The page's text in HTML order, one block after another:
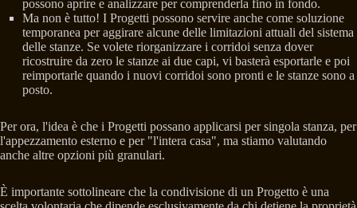
possono aprire e analizzare per comprenderla fino in fondo.
Ma non è tutto! I Progetti possono servire anche come soluzione
temporanea per aggirare alcune delle limitazioni attuali del sistema
delle stanze. Se volete riorganizzare i corridoi senza dover
ricostruire da zero le stanze ai due capi, vi basterà esportarle e poi
reimportarle quando i nuovi corridoi sono pronti e le stanze sono a
posto.
Per ora, l'idea è che i Progetti possano applicarsi per singola stanza, per
l'appezzamento esterno e per "l'intera casa", ma stiamo valutando
anche altre opzioni più granulari.
È importante sottolineare che la condivisione di un Progetto è una